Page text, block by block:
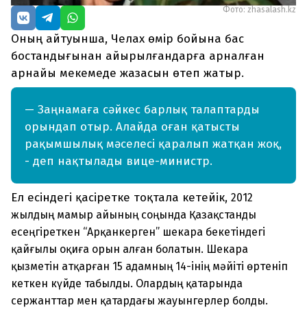
Фото: zhasalash.kz
Оның айтуынша, Челах өмір бойына бас
бостандығынан айырылғандарға арналған
арнайы мекемеде жазасын өтеп жатыр.
— Заңнамаға сәйкес барлық талаптарды
орындап отыр. Алайда оған қатысты
рақымшылық мәселесі қаралып жатқан жоқ,
- деп нақтылады вице-министр.
Ел есіндегі қасіретке тоқтала кетейік, 2012
жылдың мамыр айының соңында Қазақстанды
есеңгіреткен “Арқанкерген” шекара бекетіндегі
қайғылы оқиға орын алған болатын. Шекара
қызметін атқарған 15 адамның 14-інің мәйіті өртеніп
кеткен күйде табылды. Олардың қатарында
сержанттар мен қатардағы жауынгерлер болды.